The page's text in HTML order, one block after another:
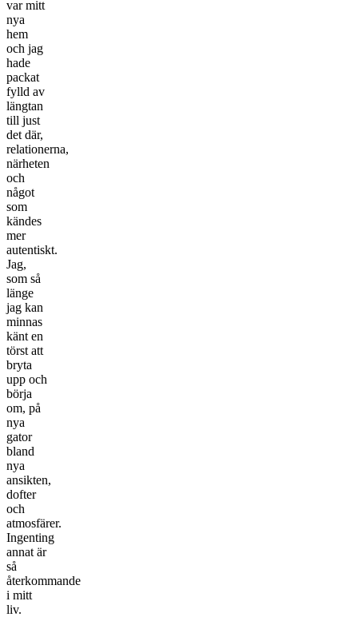
var mitt
nya
hem
och jag
hade
packat
fylld av
längtan
till just
det där,
relationerna,
närheten
och
något
som
kändes
mer
autentiskt.
Jag,
som så
länge
jag kan
minnas
känt en
törst att
bryta
upp och
börja
om, på
nya
gator
bland
nya
ansikten,
dofter
och
atmosfärer.
Ingenting
annat är
så
återkommande
i mitt
liv.